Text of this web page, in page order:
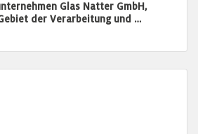
Glas Natter GmbH,
der Verarbeitung und …